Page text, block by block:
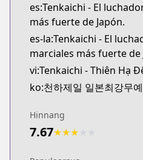
es:Tenkaichi - El
más fuerte de Japón.
es-la:Tenkaichi - El
marciales más fuerte de
vi:Tenkaichi - Thiên Hạ
ko:천하제일 일본최강무
Hinnang
7.67★★★